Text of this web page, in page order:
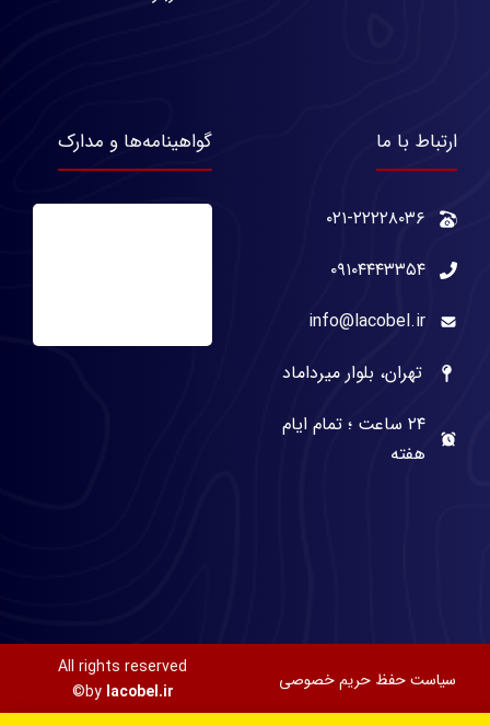
ارتباط با ما
۰۲۱-۲۲۲۲۸۰۳۶
۰۹۱۰۴۴۴۳۳۵۴
info@lacobel.ir
تهران، بلوار میرداماد
۲۴ ساعت ؛ تمام ایام
هفته
گواهینامه‌ها و مدارک
سیاست حفظ حریم خصوصی
All rights reserved
by lacobel.ir
©